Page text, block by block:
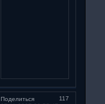
Поделиться
117